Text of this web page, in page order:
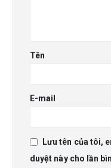
Tên
E-mail
Lưu tên của tôi,
duyệt này cho lần